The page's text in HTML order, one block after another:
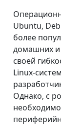
Ubuntu,
более
домашних и
своей
Linux-
Однако, с